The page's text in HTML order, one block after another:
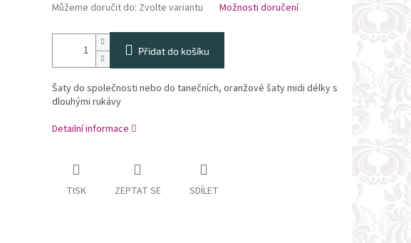
Můžeme doručit do: Zvolte variantu Možnosti doručení
Přidat do košíku
Šaty do společnosti nebo do tanečních, oranžové šaty midi délky s
dlouhými rukávy
Detailní informace
TISK ZEPTAT SE SDÍLET